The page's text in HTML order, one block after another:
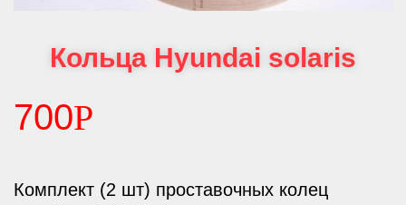
Кольца Hyundai solaris
700Р
Комплект (2 шт) проставочных колец